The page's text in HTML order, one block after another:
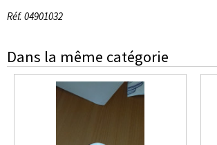
Réf. 04901032
Dans la même catégorie